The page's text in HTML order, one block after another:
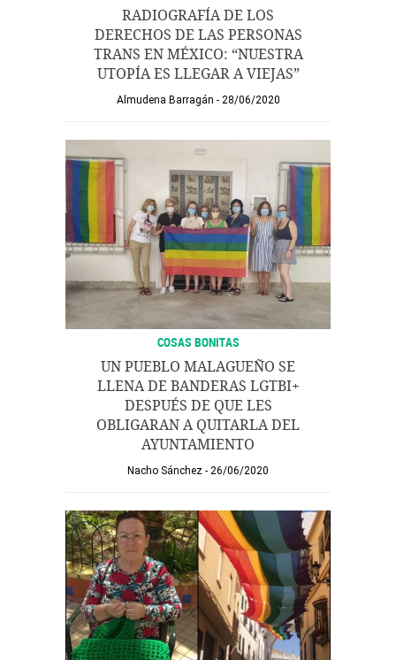
RADIOGRAFÍA DE LOS
DERECHOS DE LAS PERSONAS
TRANS EN MÉXICO: “NUESTRA
UTOPÍA ES LLEGAR A VIEJAS”
Almudena Barragán 28/06/2020
COSAS BONITAS
UN PUEBLO MALAGUEÑO SE
LLENA DE BANDERAS LGTBI+
DESPUÉS DE QUE LES
OBLIGARAN A QUITARLA DEL
AYUNTAMIENTO
Nacho Sánchez 26/06/2020